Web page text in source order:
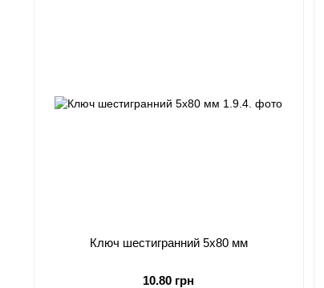
Ключ шестигранний 5х80 мм
10.80 грн